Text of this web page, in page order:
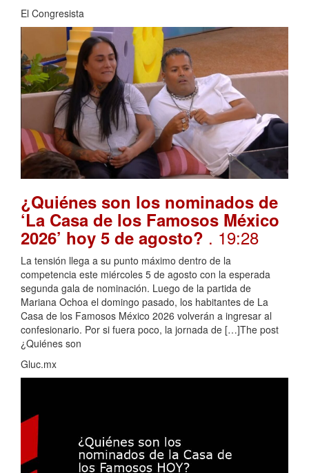
El Congresista
¿Quiénes son los nominados de
‘La Casa de los Famosos México
2026’ hoy 5 de agosto? . 19:28
La tensión llega a su punto máximo dentro de la
competencia este miércoles 5 de agosto con la esperada
segunda gala de nominación. Luego de la partida de
Mariana Ochoa el domingo pasado, los habitantes de La
Casa de los Famosos México 2026 volverán a ingresar al
confesionario. Por si fuera poco, la jornada de […]The post
¿Quiénes son
Gluc.mx